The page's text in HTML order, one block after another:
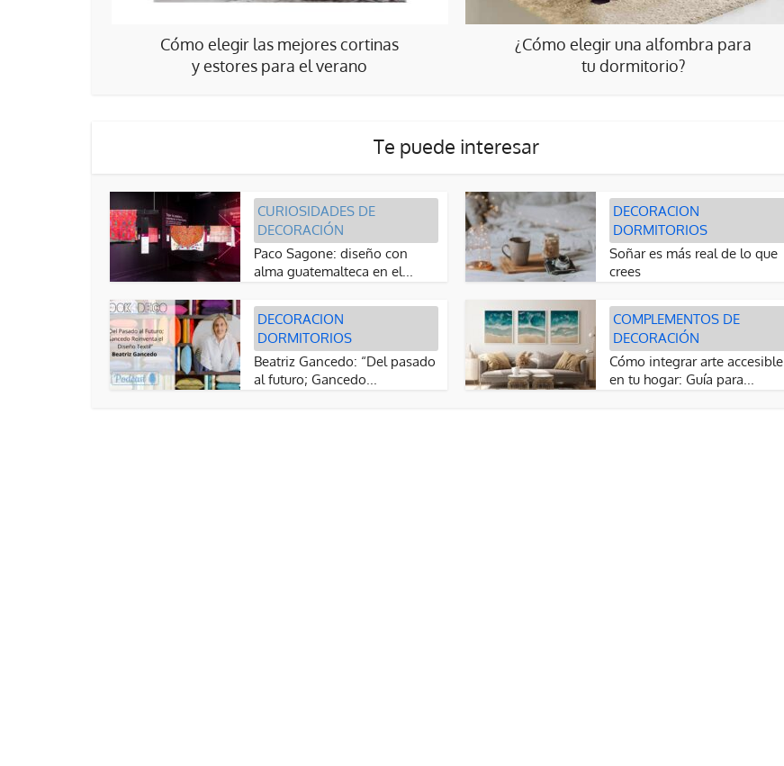
Cómo elegir las mejores cortinas
y estores para el verano
¿Cómo elegir una alfombra para
tu dormitorio?
Te puede interesar
CURIOSIDADES DE
DECORACIÓN
Paco Sagone: diseño con
alma guatemalteca en el...
DECORACION
DORMITORIOS
Soñar es más real de lo que
crees
DECORACION
DORMITORIOS
Beatriz Gancedo: “Del pasado
al futuro; Gancedo...
COMPLEMENTOS DE
DECORACIÓN
Cómo integrar arte accesible
en tu hogar: Guía para...